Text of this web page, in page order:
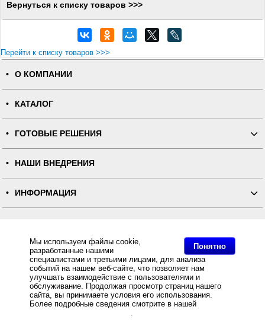
Понятно
Мы используем файлы cookie,
разработанные нашими
специалистами и третьими лицами, для анализа
событий на нашем веб-сайте, что позволяет нам
улучшать взаимодействие с пользователями и
обслуживание. Продолжая просмотр страниц нашего
сайта, вы принимаете условия его использования.
Более подробные сведения смотрите в нашей
.
Вернуться к списку товаров >>>
Перейти к списку товаров >>>
О КОМПАНИИ
КАТАЛОГ
ГОТОВЫЕ РЕШЕНИЯ
НАШИ ВНЕДРЕНИЯ
ИНФОРМАЦИЯ
ПОЛНАЯ ВЕРСИЯ
Интернет-магазин "ПОСЛЭНД" - торгового оборудования, оборудования для автоматизации общепита и
торговли, расходных материалов
Все права защищены, ООО "ПОСЛЭНД" © 2008-2026.
Политика конфиденциальности
Основное: Сенсорный терминал Posiflex PS-3315E-B-RT черный, 15" TFT, SSD, MSR, Windows
POSReady 7 купить с доставкой по всей России, самовывоз из Москвы, Сенсорный терминал Posiflex
PS-3315E-B-RT черный, 15" TFT, SSD, MSR, Windows POSReady 7 за разумную цену и с быстрой